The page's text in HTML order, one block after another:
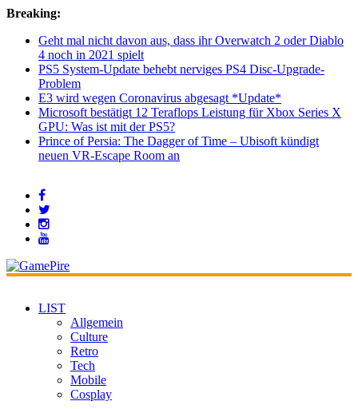
Breaking:
Geht mal nicht davon aus, dass ihr Overwatch 2 oder Diablo
4 noch in 2021 spielt
PS5 System-Update behebt nerviges PS4 Disc-Upgrade-
Problem
E3 wird wegen Coronavirus abgesagt *Update*
Microsoft bestätigt 12 Teraflops Leistung für Xbox Series X
GPU: Was ist mit der PS5?
Prince of Persia: The Dagger of Time – Ubisoft kündigt
neuen VR-Escape Room an
LIST
Allgemein
Culture
Retro
Tech
Mobile
Cosplay